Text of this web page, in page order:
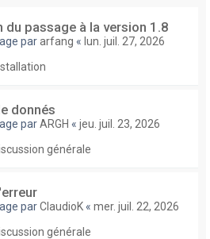
du passage à la version 1.8
pararfang « lun. juil. 27, 2026
donnés
parARGH « jeu. juil. 23, 2026
générale
parClaudioK « mer. juil. 22, 2026
générale